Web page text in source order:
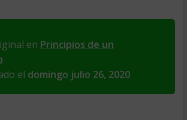
en Principios de un
el domingo julio 26, 2020